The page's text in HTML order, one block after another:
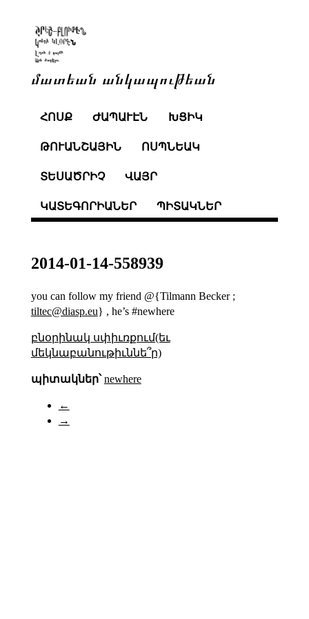
մատեան անկապութեան
ՀՈՍՔ ԺԱՊԱՒԷՆ ԽՑԻԿ
ԹՈՒԱՆՇԱՅԻՆ ՈՍՊՆԵԱԿ
ՏԵՍԱԾՐԻՉ ՎԱՅՐ
ԿԱՏԵԳՈՐԻԱՆԵՐ ՊԻՏԱԿՆԵՐ
2014-01-14-558939
you can follow my friend @{Tilmann Becker ;
tiltec@diasp.eu} , he’s #newhere
բնօրինակ սփիւռքում(եւ
մեկնաբանութիւննե՞ր)
պիտակներ՝ newhere
←
→